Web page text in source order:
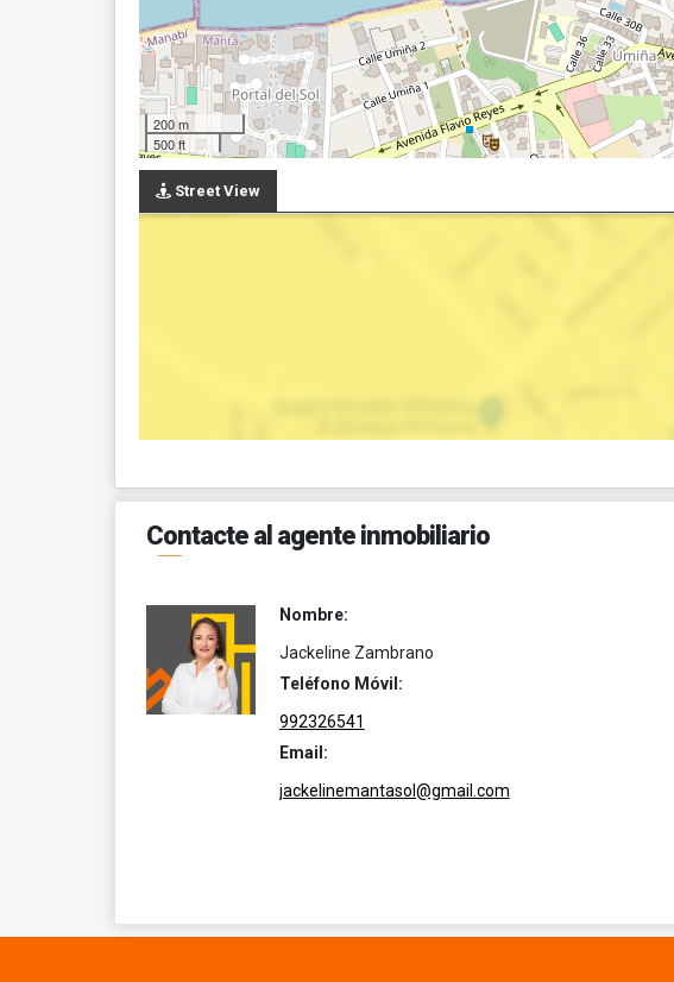
200 m
500 ft
Street View
Contacte al agente inmobiliario
Nombre:
Jackeline Zambrano
Teléfono Móvil:
992326541
Email:
jackelinemantasol@gmail.com